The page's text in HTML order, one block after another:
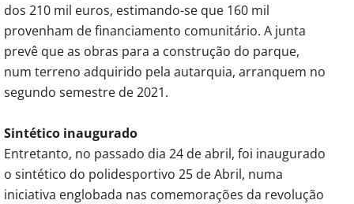
dos 210 mil euros, estimando-se que 160 mil
provenham de financiamento comunitário. A junta
prevê que as obras para a construção do parque,
num terreno adquirido pela autarquia, arranquem no
segundo semestre de 2021.
Sintético inaugurado
Entretanto, no passado dia 24 de abril, foi inaugurado
o sintético do polidesportivo 25 de Abril, numa
iniciativa englobada nas comemorações da revolução